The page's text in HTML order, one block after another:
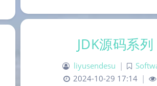
JDK源码系列
liyusendesu |
2024-10-29 17:14 |